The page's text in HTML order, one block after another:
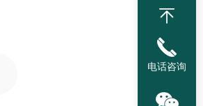
电话咨询